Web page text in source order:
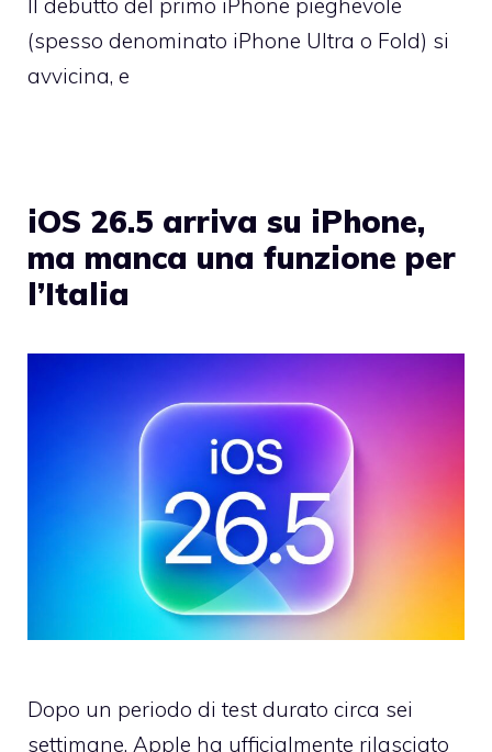
Il debutto del primo iPhone pieghevole
(spesso denominato iPhone Ultra o Fold) si
avvicina, e
iOS 26.5 arriva su iPhone,
ma manca una funzione per
l’Italia
Dopo un periodo di test durato circa sei
settimane, Apple ha ufficialmente rilasciato